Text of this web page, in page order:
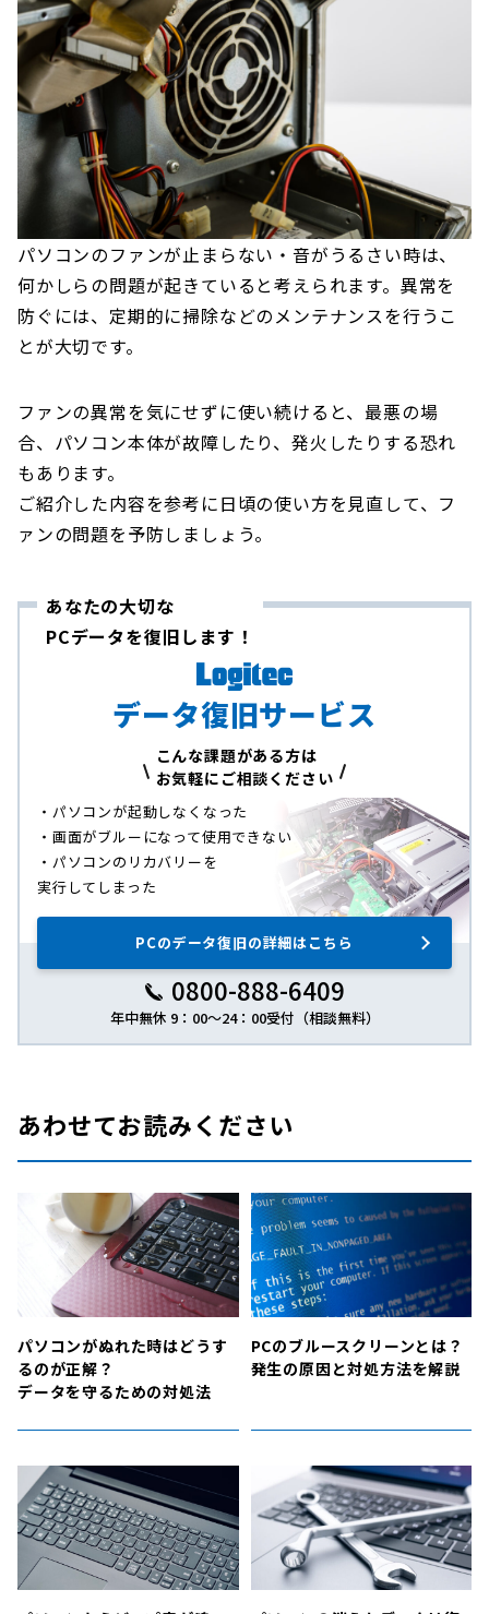
パソコンのファンが止まらない・音がうるさい時は、
何かしらの問題が起きていると考えられます。異常を
防ぐには、定期的に掃除などのメンテナンスを行うこ
とが大切です。
ファンの異常を気にせずに使い続けると、最悪の場
合、パソコン本体が故障したり、発火したりする恐れ
もあります。
ご紹介した内容を参考に日頃の使い方を見直して、フ
ァンの問題を予防しましょう。
あなたの大切な
PCデータを復旧します！
データ復旧サービス
こんな課題がある方は
お気軽にご相談ください
・パソコンが起動しなくなった
・画面がブルーになって使用できない
・パソコンのリカバリーを
実行してしまった
PCのデータ復旧の詳細はこちら
0800-888-6409
年中無休 9：00～24：00受付（相談無料）
あわせてお読みください
パソコンがぬれた時はどうす
るのが正解？
データを守るための対処法
PCのブルースクリーンとは？
発生の原因と対処方法を解説